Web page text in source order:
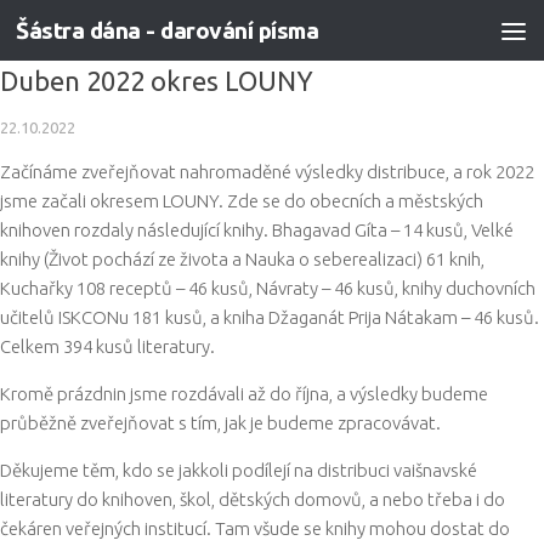
Skip to content
Šástra dána - darování písma
Duben 2022 okres LOUNY
22.10.2022
Začínáme zveřejňovat nahromaděné výsledky distribuce, a rok 2022
jsme začali okresem LOUNY. Zde se do obecních a městských
knihoven rozdaly následující knihy. Bhagavad Gíta – 14 kusů, Velké
knihy (Život pochází ze života a Nauka o seberealizaci) 61 knih,
Kuchařky 108 receptů – 46 kusů, Návraty – 46 kusů, knihy duchovních
učitelů ISKCONu 181 kusů, a kniha Džaganát Prija Nátakam – 46 kusů.
Celkem 394 kusů literatury.
Kromě prázdnin jsme rozdávali až do října, a výsledky budeme
průběžně zveřejňovat s tím, jak je budeme zpracovávat.
Děkujeme těm, kdo se jakkoli podílejí na distribuci vaišnavské
literatury do knihoven, škol, dětských domovů, a nebo třeba i do
čekáren veřejných institucí. Tam všude se knihy mohou dostat do